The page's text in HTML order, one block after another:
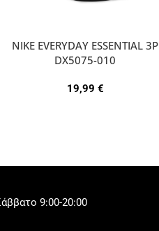
NIKE EVERYDAY ESSENTIAL 3P
DX5075-010
19,99 €
9:00-20:00